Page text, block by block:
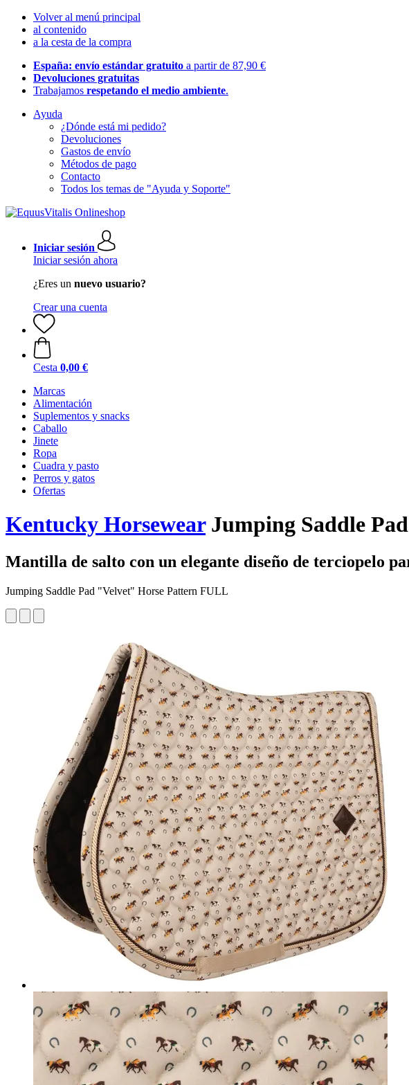
Volver al menú principal
al contenido
a la cesta de la compra
España: envío estándar gratuito a partir de 87,90 €
Devoluciones gratuitas
Trabajamos respetando el medio ambiente.
Ayuda
¿Dónde está mi pedido?
Devoluciones
Gastos de envío
Métodos de pago
Contacto
Todos los temas de "Ayuda y Soporte"
Iniciar sesión
Iniciar sesión ahora
¿Eres un nuevo usuario?
Crear una cuenta
Cesta 0,00 €
Marcas
Alimentación
Suplementos y snacks
Caballo
Jinete
Ropa
Cuadra y pasto
Perros y gatos
Ofertas
Kentucky HorsewearJumping Saddle
Mantilla de salto con un elegante diseño de terciopelo
Jumping Saddle Pad "Velvet" Horse Pattern FULL